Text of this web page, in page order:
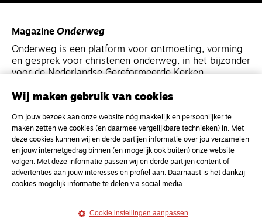
Magazine Onderweg
Onderweg is een platform voor ontmoeting, vorming
en gesprek voor christenen onderweg, in het bijzonder
voor de Nederlandse Gereformeerde Kerken.
Magazine
Onderweg
Kvk-nummer 33277063
NL46 INGB 0117 5827 86
info@onderwegonline.nl
Wij maken gebruik van cookies
Om jouw bezoek aan onze website nóg makkelijk en persoonlijker te
maken zetten we cookies (en daarmee vergelijkbare technieken) in. Met
deze cookies kunnen wij en derde partijen informatie over jou verzamelen
en jouw internetgedrag binnen (en mogelijk ook buiten) onze website
volgen. Met deze informatie passen wij en derde partijen content of
advertenties aan jouw interesses en profiel aan. Daarnaast is het dankzij
cookies mogelijk informatie te delen via social media.
Cookie instellingen aanpassen